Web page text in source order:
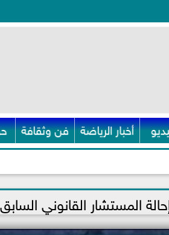
أخبار الرياضة فن وثقافة
المستشار القانوني السابق